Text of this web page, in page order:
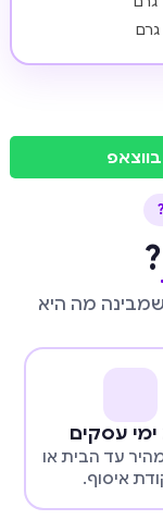
?
מה היא
עד הבית או
איסוף.